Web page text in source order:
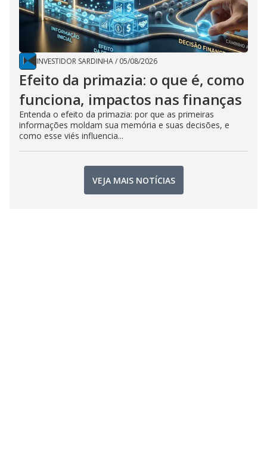
INVESTIDOR SARDINHA/ 05/08/2026
Efeito da primazia: o que é, como
funciona, impactos nas finanças
Entenda o efeito da primazia: por que as primeiras
informações moldam sua memória e suas decisões, e
como esse viés influencia...
VEJA MAIS NOTÍCIAS